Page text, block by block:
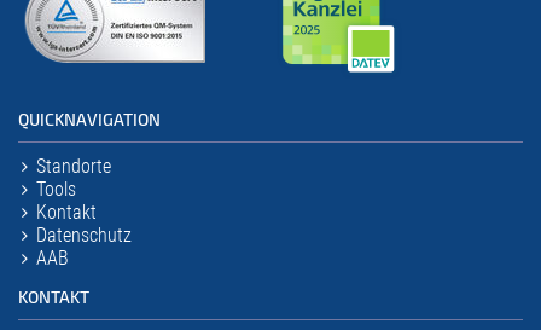
QUICKNAVIGATION
Standorte
Tools
Kontakt
Datenschutz
AAB
KONTAKT